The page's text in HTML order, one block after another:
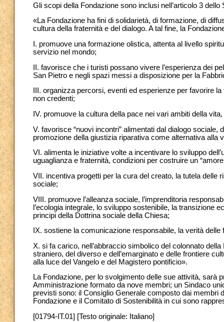
Gli scopi della Fondazione sono inclusi nell’articolo 3 dello
«La Fondazione ha fini di solidarietà, di formazione, di
cultura della fraternità e del dialogo. A tal fine, la
I. promuove una formazione olistica, attenta al livello
servizio nel mondo;
II. favorisce che i turisti possano vivere l’esperienza dei
San Pietro e negli spazi messi a disposizione per la
III. organizza percorsi, eventi ed esperienze per favorire
non credenti;
IV. promuove la cultura della pace nei vari ambiti della
V. favorisce “nuovi incontri” alimentati dal dialogo
promozione della giustizia riparativa come alternativa alla
VI. alimenta le iniziative volte a incentivare lo sviluppo
uguaglianza e fraternità, condizioni per costruire un
VII. incentiva progetti per la cura del creato, la tutela delle
sociale;
VIII. promuove l’alleanza sociale, l’imprenditoria
l’ecologia integrale, lo sviluppo sostenibile, la transizione
principi della Dottrina sociale della Chiesa;
IX. sostiene la comunicazione responsabile, la verità
X. si fa carico, nell’abbraccio simbolico del colonnato
straniero, del diverso e dell’emarginato e delle frontiere
alla luce del Vangelo e del Magistero pontificio».
La Fondazione, per lo svolgimento delle sue attività, sarà
Amministrazione formato da nove membri; un Sindaco
previsti sono: il Consiglio Generale composto dai
Fondazione e il Comitato di Sostenibilità in cui sono
[01794-IT.01] [Testo originale: Italiano]